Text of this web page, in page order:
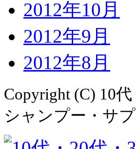
2012年10月
2012年9月
2012年8月
Copyright (C) 10
シャンプー・サ